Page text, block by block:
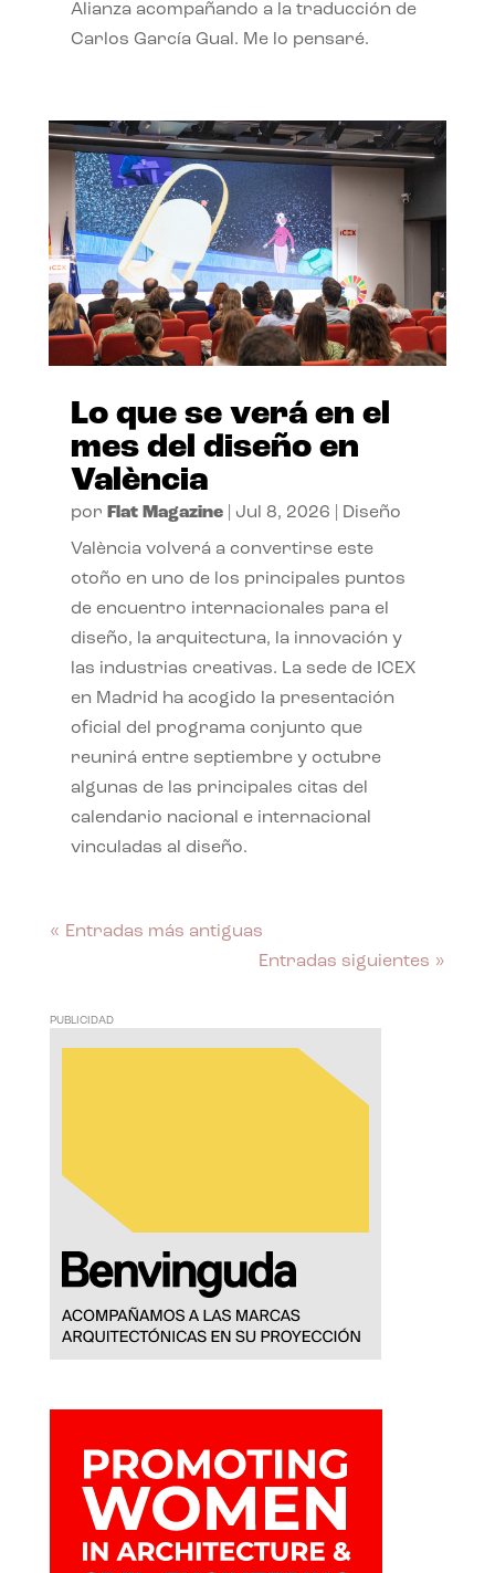
Alianza acompañando a la traducción de
Carlos García Gual. Me lo pensaré.
Lo que se verá en el
mes del diseño en
València
por Flat Magazine| Jul 8, 2026 Diseño
València volverá a convertirse este
otoño en uno de los principales puntos
de encuentro internacionales para el
diseño, la arquitectura, la innovación y
las industrias creativas. La sede de ICEX
en Madrid ha acogido la presentación
oficial del programa conjunto que
reunirá entre septiembre y octubre
algunas de las principales citas del
calendario nacional e internacional
vinculadas al diseño.
« Entradas más antiguas
Entradas siguientes »
PUBLICIDAD